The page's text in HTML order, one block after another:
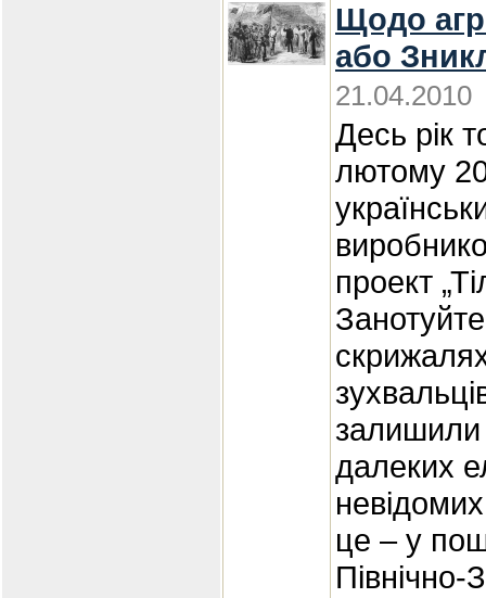
Щодо
або
21.04.2010
Десь рік
лютому
проект
залишили
далеких
це – у
Північно-